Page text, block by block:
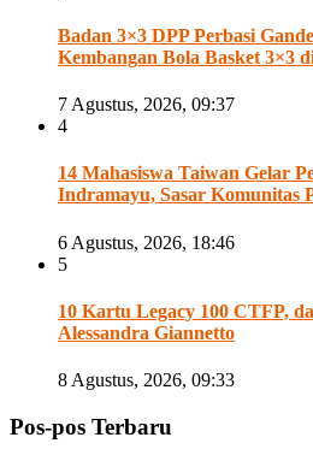
Badan 3×3 DPP Perbasi
Kembangan Bola Basket 3×3
7 Agustus, 2026, 09:37
4
14 Mahasiswa Taiwan Gelar
Indramayu, Sasar Komunitas
6 Agustus, 2026, 18:46
5
10 Kartu Legacy 100 CTFP,
Alessandra Giannetto
8 Agustus, 2026, 09:33
Pos-pos Terbaru